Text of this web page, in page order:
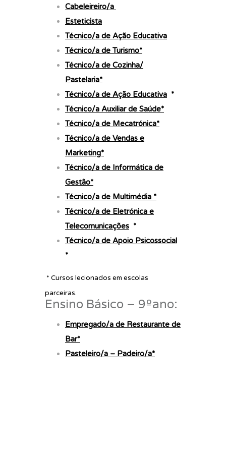
Cabeleireiro/a
Esteticista
Técnico/a de Ação Educativa
Técnico/a de Turismo*
Técnico/a de Cozinha/
Pastelaria*
Técnico/a de Ação Educativa *
Técnico/a Auxiliar de Saúde*
Técnico/a de Mecatrónica*
Técnico/a de Vendas e
Marketing*
Técnico/a de Informática de
Gestão*
Técnico/a de Multimédia *
Técnico/a de Eletrónica e
Telecomunicações *
Técnico/a de Apoio Psicossocial
*
* Cursos lecionados em escolas
parceiras.
Ensino Básico – 9ºano:
Empregado/a de Restaurante de
Bar*
Pasteleiro/a – Padeiro/a*